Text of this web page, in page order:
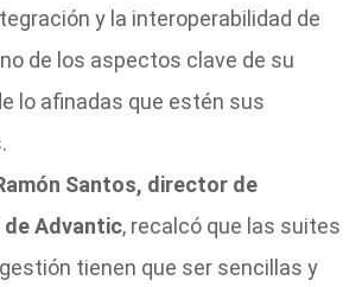
y la interoperabilidad de
de los aspectos clave de su
lo afinadas que estén sus
Santos, director de
de Advantic, recalcó que las suites
tienen que ser sencillas y